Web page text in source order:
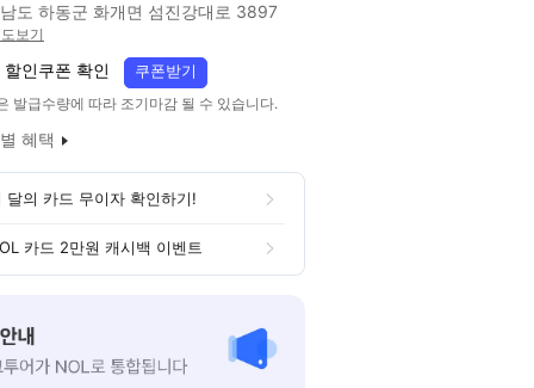
도 하동군 화개면 섬진강대로 3897
보기
할인쿠폰 확인 쿠폰받기
발급수량에 따라 조기마감 될 수 있습니다.
혜택
달의 카드 무이자 확인하기!
카드 2만원 캐시백 이벤트